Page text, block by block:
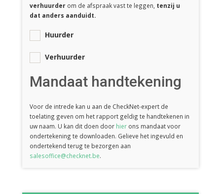
verhuurder om de afspraak vast te leggen, tenzij u
dat anders aanduidt.
Huurder
Verhuurder
Mandaat handtekening
Voor de intrede kan u aan de CheckNet-expert de
toelating geven om het rapport geldig te handtekenen in
uw naam. U kan dit doen door hier ons mandaat voor
ondertekening te downloaden. Gelieve het ingevuld en
ondertekend terug te bezorgen aan
salesoffice@checknet.be.